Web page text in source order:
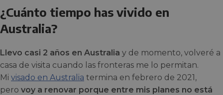
¿Cuánto tiempo has vivido en
Australia?
Llevo casi 2 años en Australia y de momento, volveré a
casa de visita cuando las fronteras me lo permitan.
Mi visado en Australia termina en febrero de 2021,
pero voy a renovar porque entre mis planes no está